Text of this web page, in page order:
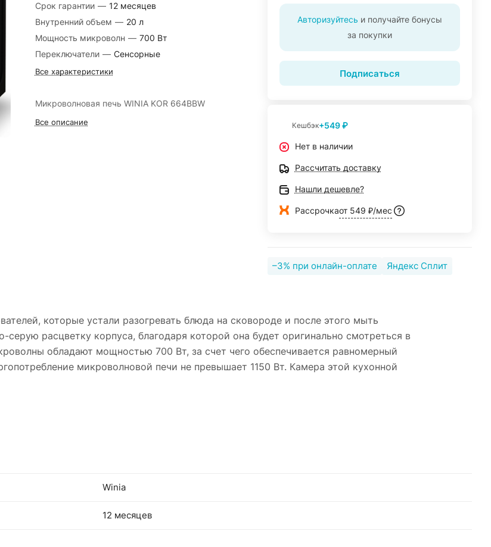
Срок гарантии — 12 месяцев
Внутренний объем — 20 л
Мощность микроволн — 700 Вт
Переключатели — Сенсорные
Все характеристики
Микроволновая печь WINIA KOR 664BBW
Все описание
Авторизуйтесь и получайте бонусы
за покупки
Подписаться
Кешбэк+549 ₽
Нет в наличии
Рассчитать доставку
Нашли дешевле?
Рассрочкаот 549 ₽/мес
–3% при онлайн-оплате Яндекс Сплит
которые устали разогревать блюда на сковороде и после этого мыть
расцветку корпуса, благодаря которой она будет оригинально смотреться в
обладают мощностью 700 Вт, за счет чего обеспечивается равномерный
микроволновой печи не превышает 1150 Вт. Камера этой кухонной
Winia
12 месяцев